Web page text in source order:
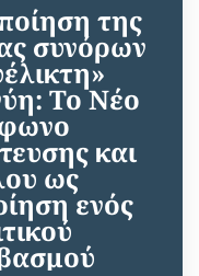
της
συνόρων
Το Νέο
και
ως
ενός